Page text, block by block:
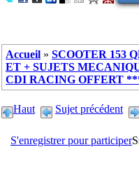
Accueil » SCOOTER 153
ET + SUJETS
CDI RACING OFFERT
Haut Sujet précédent
S'enregistrer pour participer